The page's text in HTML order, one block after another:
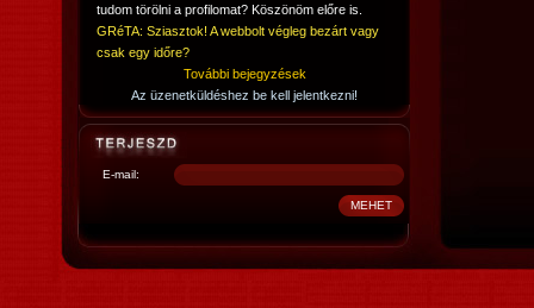
tudom törölni a profilomat? Köszönöm előre is.
GRéTA: Sziasztok! A webbolt végleg bezárt vagy
csak egy időre?
További bejegyzések
Az üzenetküldéshez be kell jelentkezni!
E-mail: